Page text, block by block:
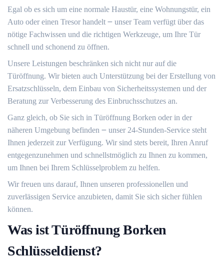
Egal ob es sich um eine normale Haustür, eine Wohnungstür, ein
Auto oder einen Tresor handelt ౼ unser Team verfügt über das
nötige Fachwissen und die richtigen Werkzeuge, um Ihre Tür
schnell und schonend zu öffnen.​
Unsere Leistungen beschränken sich nicht nur auf die
Türöffnung.​ Wir bieten auch Unterstützung bei der Erstellung von
Ersatzschlüsseln, dem Einbau von Sicherheitssystemen und der
Beratung zur Verbesserung des Einbruchsschutzes an.
Ganz gleich, ob Sie sich in Türöffnung Borken oder in der
näheren Umgebung befinden ౼ unser 24-Stunden-Service steht
Ihnen jederzeit zur Verfügung.​ Wir sind stets bereit, Ihren Anruf
entgegenzunehmen und schnellstmöglich zu Ihnen zu kommen,
um Ihnen bei Ihrem Schlüsselproblem zu helfen.​
Wir freuen uns darauf, Ihnen unseren professionellen und
zuverlässigen Service anzubieten, damit Sie sich sicher fühlen
können.​
Was ist Türöffnung Borken
Schlüsseldienst?​